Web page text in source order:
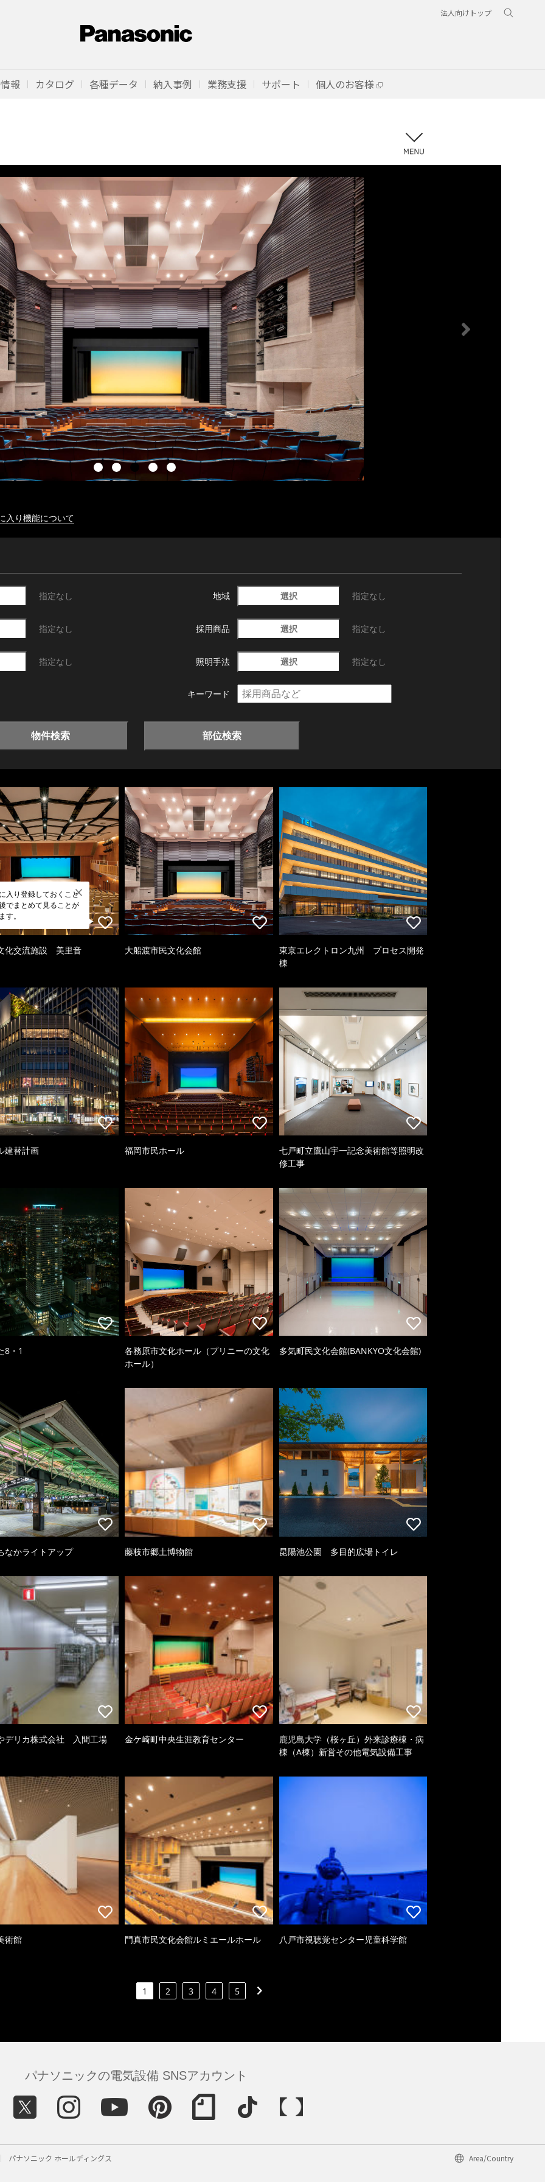
法人向けトップ
報 カタログ 各種データ 納入事例 業務支援 サポート 個人のお客様
入り機能について
指定なし 地域 選択 指定なし
指定なし 採用商品 選択 指定なし
指定なし 照明手法 選択 指定なし
キーワード
物件検索 部位検索
入り登録しておくこと
でまとめて見ることが
す。
化交流施設 美里音 大船渡市民文化会館
東京エレクトロン九州 プロセス開発
棟
建替計画 福岡市民ホール
七戸町立鷹山宇一記念美術館等照明改
修工事
8・1
各務原市文化ホール（プリニーの文化
ホール）
多気町民文化会館(BANKYO文化会館)
なかライトアップ 藤枝市郷土博物館 昆陽池公園 多目的広場トイレ
デリカ株式会社 入間工場 金ケ崎町中央生涯教育センター
鹿児島大学（桜ヶ丘）外来診療棟・病
棟（A棟）新営その他電気設備工事
術館 門真市民文化会館ルミエールホール 八戸市視聴覚センター児童科学館
1 2 3 4 5
パナソニックの電気設備 SNSアカウント
パナソニック ホールディングス Area/Country